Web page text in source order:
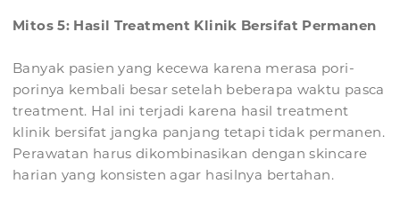
Mitos 5: Hasil Treatment Klinik Bersifat Permanen
Banyak pasien yang kecewa karena merasa pori-
porinya kembali besar setelah beberapa waktu pasca
treatment. Hal ini terjadi karena hasil treatment
klinik bersifat jangka panjang tetapi tidak permanen.
Perawatan harus dikombinasikan dengan skincare
harian yang konsisten agar hasilnya bertahan.